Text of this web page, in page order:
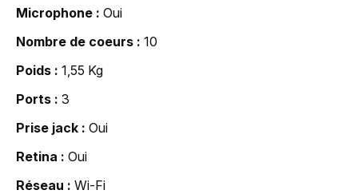
Microphone
Oui
Nombre de coeurs
10
Poids
1,55 Kg
Ports
3
Prise jack
Oui
Retina
Oui
Réseau
Wi-Fi